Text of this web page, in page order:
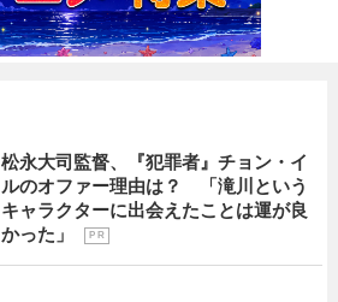
松永大司監督、『犯罪者』チョン・イ
ルのオファー理由は？ 「滝川という
キャラクターに出会えたことは運が良
かった」
P R